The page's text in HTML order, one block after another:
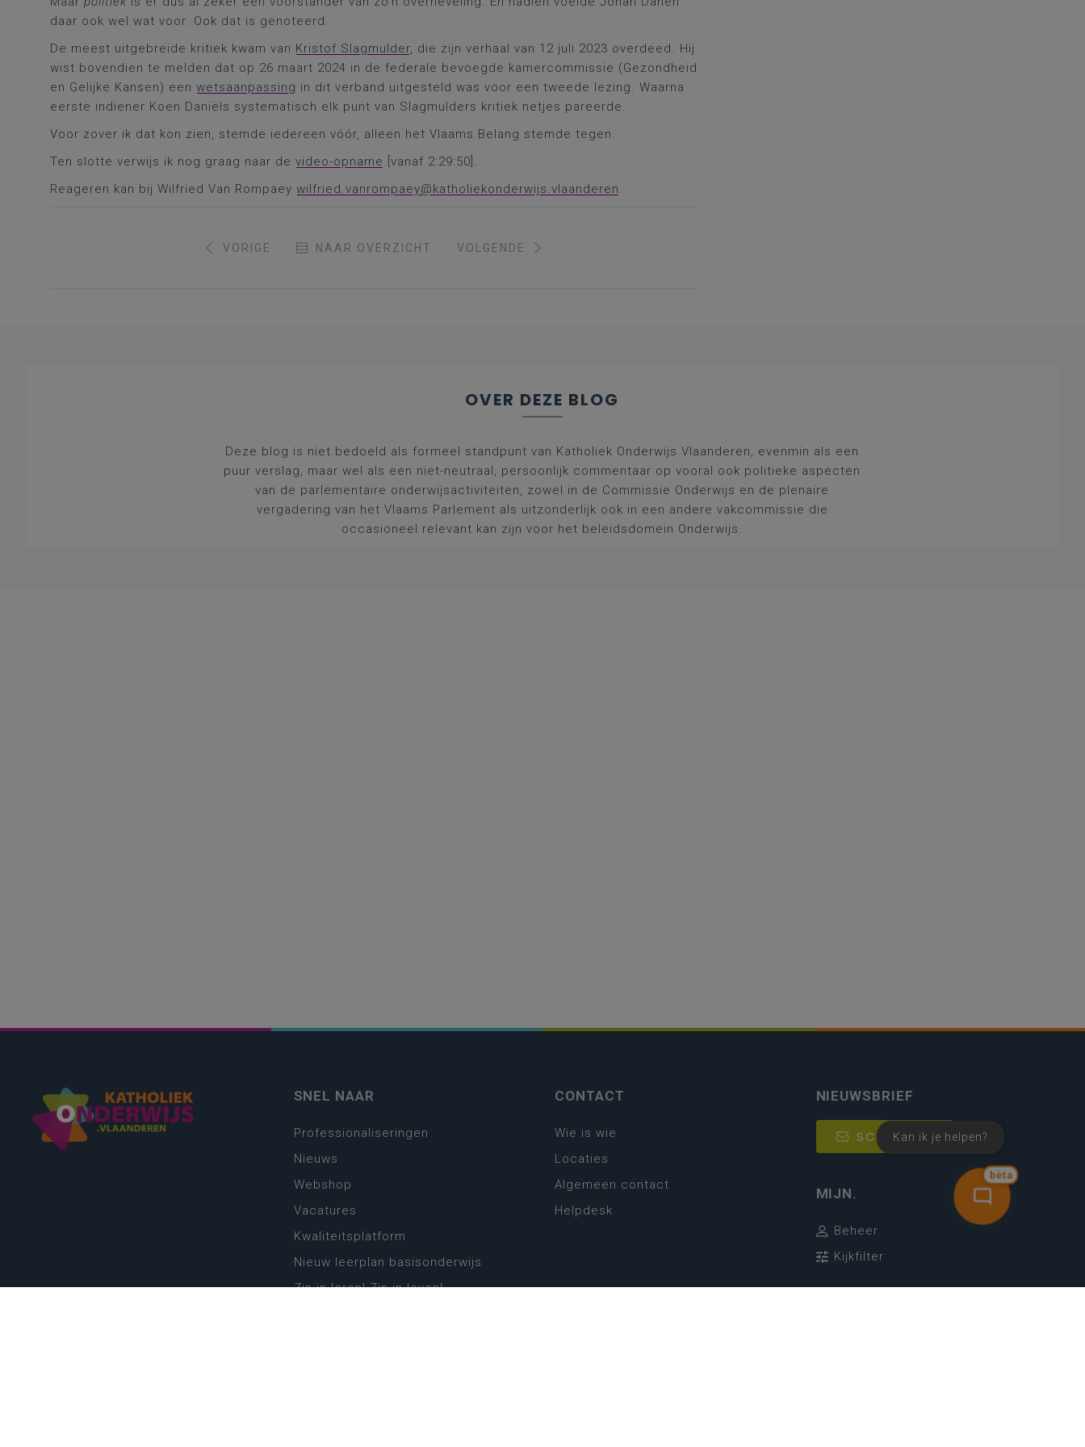
daar ook wel wat voor. Ook dat is genoteerd.
De meest uitgebreide kritiek kwam van Kristof Slagmulder, die zijn verhaal van 12 juli 2023 overdeed. Hij
wist bovendien te melden dat op 26 maart 2024 in de federale bevoegde kamercommissie (Gezondheid
en Gelijke Kansen) een wetsaanpassing in dit verband uitgesteld was voor een tweede lezing. Waarna
eerste indiener Koen Daniëls systematisch elk punt van Slagmulders kritiek netjes pareerde.
Voor zover ik dat kon zien, stemde iedereen vóór, alleen het Vlaams Belang stemde tegen.
Ten slotte verwijs ik nog graag naar de video-opname
[vanaf 2:29:50].
Reageren kan bij Wilfried Van Rompaey wilfried.vanrompaey@katholiekonderwijs.vlaanderen.
VORIGE NAAR OVERZICHT VOLGENDE
OVER DEZE BLOG
Deze blog is niet bedoeld als formeel standpunt van Katholiek Onderwijs Vlaanderen, evenmin als een
puur verslag, maar wel als een niet-neutraal, persoonlijk commentaar op vooral ook politieke aspecten
van de parlementaire onderwijsactiviteiten, zowel in de Commissie Onderwijs en de plenaire
vergadering van het Vlaams Parlement als uitzonderlijk ook in een andere vakcommissie die
occasioneel relevant kan zijn voor het beleidsdomein Onderwijs.
bèta
Kan ik je helpen?
SNEL NAAR
Professionaliseringen
Nieuws
Webshop
Vacatures
Kwaliteitsplatform
Nieuw leerplan basisonderwijs
Zin in leren! Zin in leven!
CONTACT
Wie is wie
Locaties
Algemeen contact
Helpdesk
NIEUWSBRIEF
SCHRIJF IN
MIJN.
Beheer
Kijkfilter